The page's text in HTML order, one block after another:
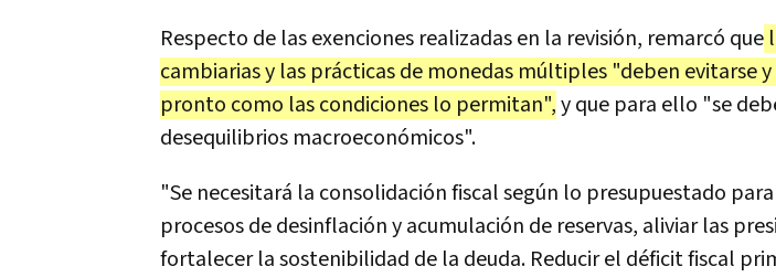
Respecto de las exenciones realizadas en la revisión, remarcó que
cambiarias y las prácticas de monedas múltiples "deben evitarse
pronto como las condiciones lo permitan",y que para ello "se
desequilibrios macroeconómicos".
"Se necesitará la consolidación fiscal según lo presupuestado
procesos de desinflación y acumulación de reservas, aliviar las
fortalecer la sostenibilidad de la deuda. Reducir el déficit fiscal